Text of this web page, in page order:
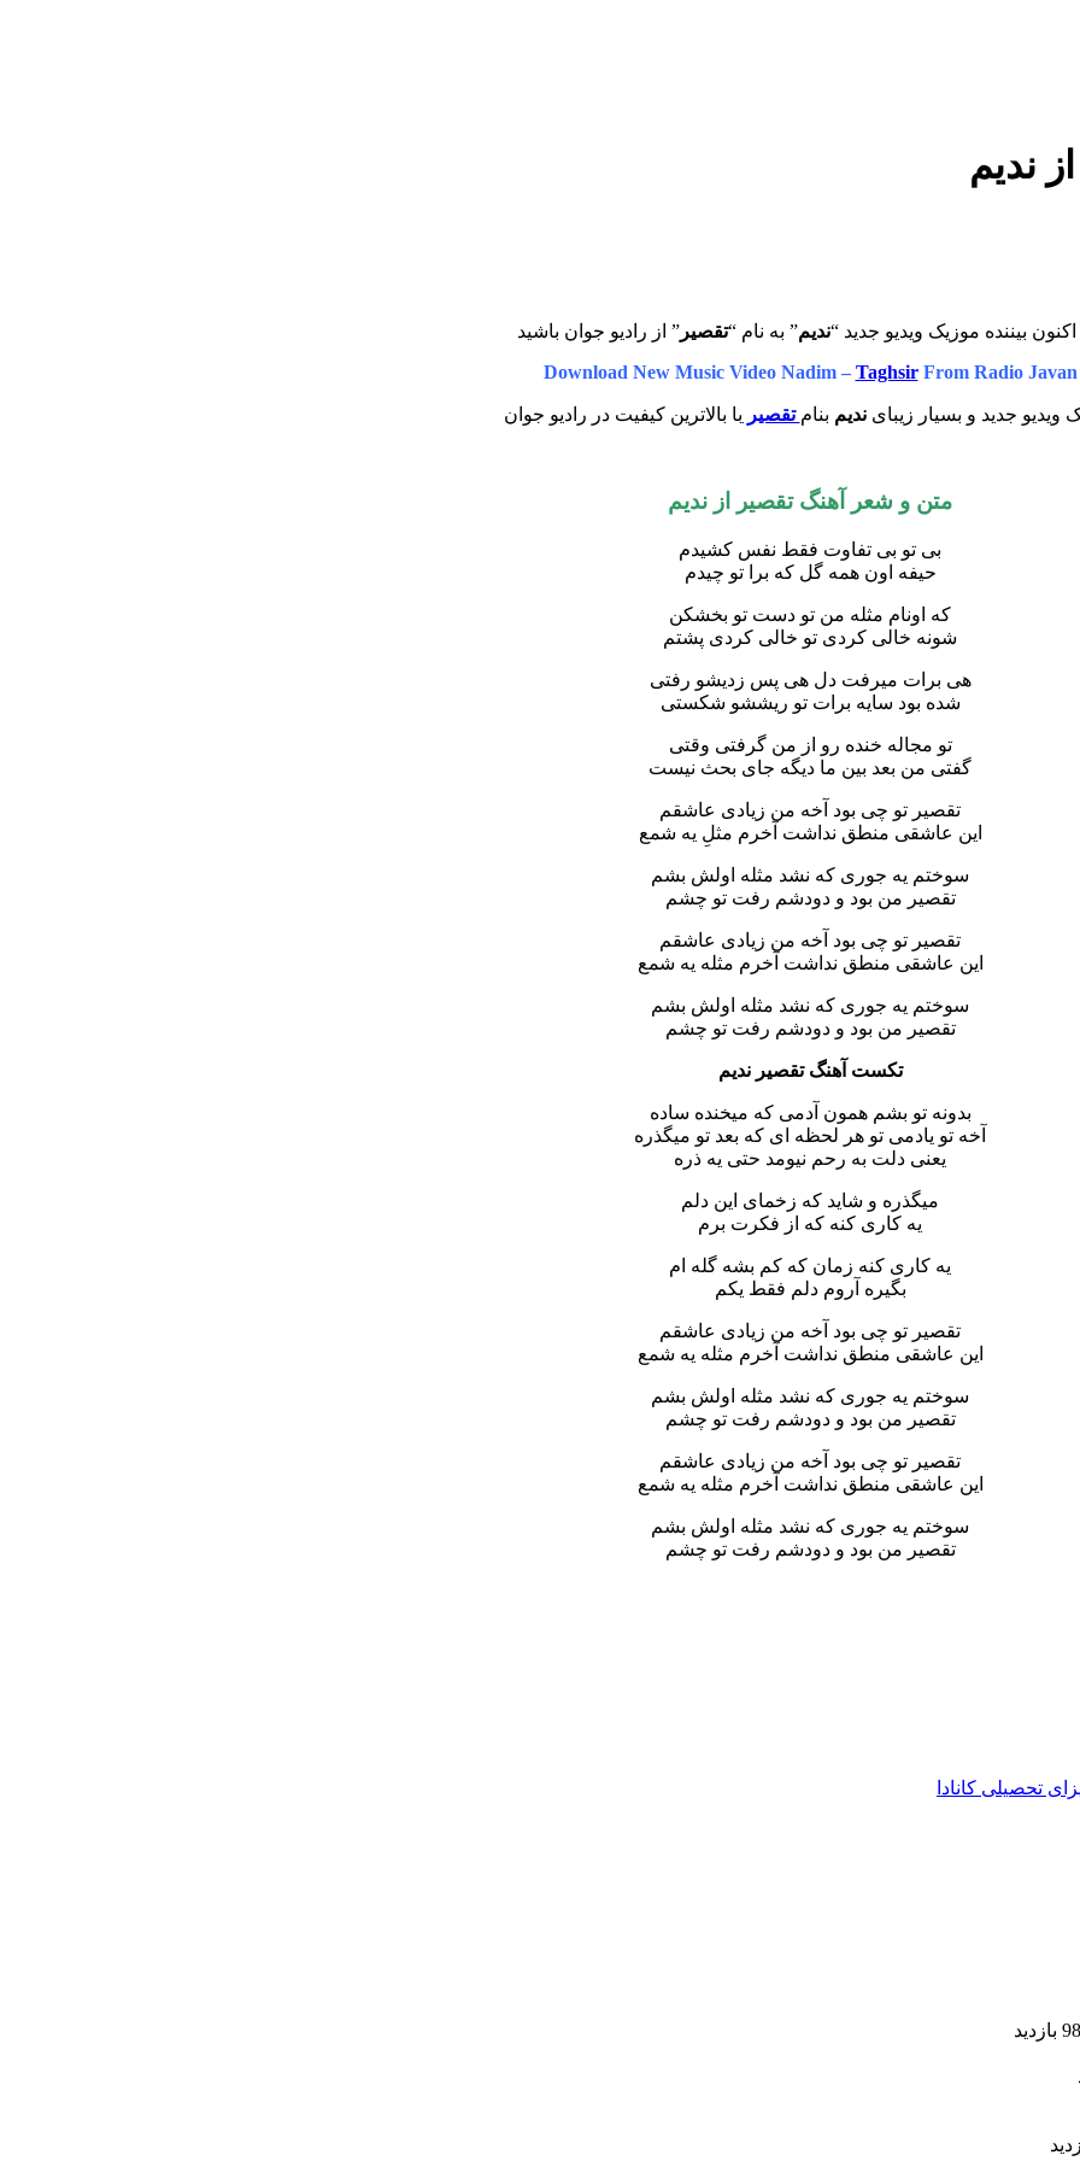
ندیم
بیننده موزیک ویدیو جدید “ندیم” به نام “تقصیر” از رادیو جوان باشید
Download New Music Video Nadim – TaghsirFrom Radio Javan
ویدیو جدید و بسیار زیبایندیم بنام تقصیر با بالاترین کیفیت در رادیو جوان
متن و شعر آهنگ تقصیر از ندیم
بی تو بی تفاوت فقط نفس کشیدم
حیفه اون همه گل که برا تو چیدم
که اونام مثله من تو دست تو بخشکن
شونه خالی کردی تو خالی کردی پشتم
هی برات میرفت دل هی پس زدیشو رفتی
شده بود سایه برات تو ریششو شکستی
تو مجاله خنده رو از من گرفتی وقتی
گفتی من بعد بین ما دیگه جای بحث نیست
تقصیر تو چی بود آخه من زیادی عاشقم
این عاشقی منطق نداشت آخرم مثلِ یه شمع
سوختم یه جوری که نشد مثله اولش بشم
تقصیر من بود و دودشم رفت تو چشم
تقصیر تو چی بود آخه من زیادی عاشقم
این عاشقی منطق نداشت آخرم مثله یه شمع
سوختم یه جوری که نشد مثله اولش بشم
تقصیر من بود و دودشم رفت تو چشم
تکست آهنگ تقصیر ندیم
بدونه تو بشم همون آدمی که میخنده ساده
آخه تو یادمی تو هر لحظه ای که بعد تو میگذره
یعنی دلت به رحم نیومد حتی یه ذره
میگذره و شاید که زخمای این دلم
یه کاری کنه که از فکرت برم
یه کاری کنه زمان که کم بشه گله ام
بگیره آروم دلم فقط یکم
تقصیر تو چی بود آخه من زیادی عاشقم
این عاشقی منطق نداشت آخرم مثله یه شمع
سوختم یه جوری که نشد مثله اولش بشم
تقصیر من بود و دودشم رفت تو چشم
تقصیر تو چی بود آخه من زیادی عاشقم
این عاشقی منطق نداشت آخرم مثله یه شمع
سوختم یه جوری که نشد مثله اولش بشم
تقصیر من بود و دودشم رفت تو چشم
تحصیلی کانادا